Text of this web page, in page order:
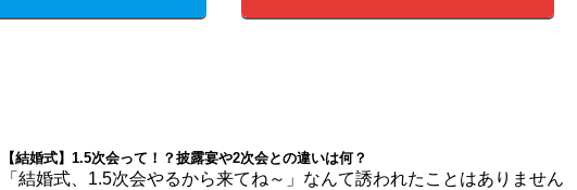
【結婚式】1.5次会って！？披露宴や2次会との違いは何？
「結婚式、1.5次会やるから来てね～」なんて誘われたことはありません